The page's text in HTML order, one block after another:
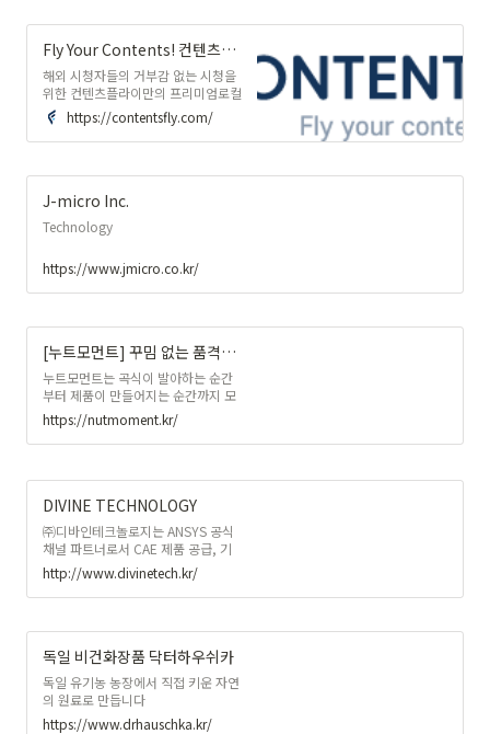
Fly Your Contents! 컨텐츠플라이
해외 시청자들의 거부감 없는 시청을
위한 컨텐츠플라이만의 프리미엄로컬
라이징 서비스를 확인해보세요. " 변
수 많은 일, 자랑스러워할 수 만은 없
지 " 맞춤번역을 확인하려면, I'm not
of innumer able variable works
'수 만은'을 이용한 펀치라인을 '-
치라인과 함축적 의미를 살려 해외 팬
끼도록 표현하는데 집중 " 느끼해서
https://contentsfly.com/
J-micro Inc.
Technology
https://www.jmicro.co.kr/
[누트모먼트] 꾸밈 없는 품격을 더하는 홈케어
누트모먼트는 곡식이 발아하는 순간
부터 제품이 만들어지는 순간까지 모
든 순간 세심하게 제품을 만들어내고,
그 디테일을 디자인에 녹여내 품격을
더한 라이프스타일 브랜드 입니다.
https://nutmoment.kr/
DIVINE TECHNOLOGY
㈜디바인테크놀로지는 ANSYS 공식
채널 파트너로서 CAE 제품 공급, 기
술 지원, 컨설팅을 통해 고객의 시뮬
레이션 중심 제품 개발을 지원하여 개
발기간 단축과 비용 절감을 돕고 있습
계, 건설기계 등의 산업을 중심으로
구조해석, 유동해석, 전자기장해석,
시스템해석, 입자거동해석, 디지털트
윈 등 종합적인 CAE 서비스를 직접
지원 또는 파트너를 통해 지원하고 있
습니다.
http://www.divinetech.kr/
독일 비건화장품 닥터하우쉬카
독일 유기농 농장에서 직접 키운 자연
의 원료로 만듭니다
https://www.drhauschka.kr/